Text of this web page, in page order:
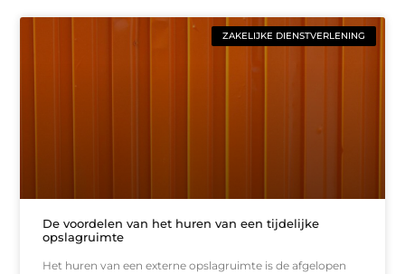
ZAKELIJKE DIENSTVERLENING
De voordelen van het huren van een tijdelijke
opslagruimte
Het huren van een externe opslagruimte is de afgelopen